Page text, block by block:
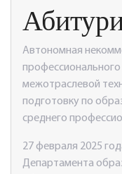
Автономная
межотраслевой
подготовку по
среднего
27 февраля 2025
Департамента